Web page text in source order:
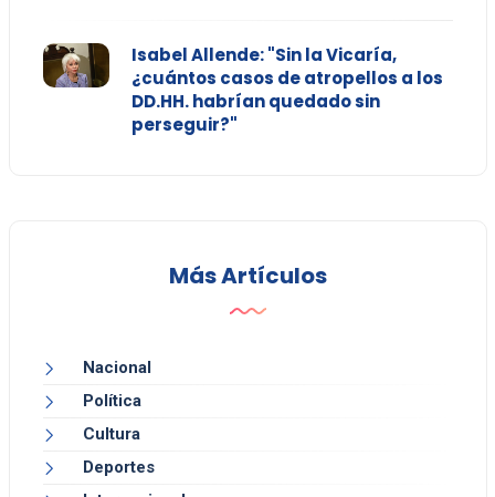
Isabel Allende: "Sin la Vicaría,
¿cuántos casos de atropellos a los
DD.HH. habrían quedado sin
perseguir?"
Más Artículos
Nacional
Política
Cultura
Deportes